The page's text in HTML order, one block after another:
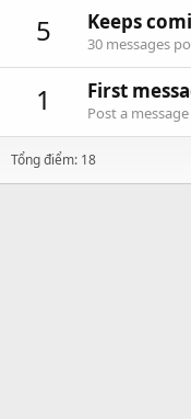
5 Keeps
30 messages
1 First
Post a
Tổng điểm: 18